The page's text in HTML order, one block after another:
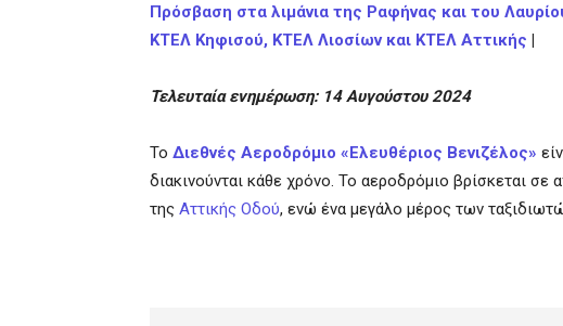
Πρόσβαση στα λιμάνια της Ραφήνας και του
ΚΤΕΛ Κηφισού, ΚΤΕΛ Λιοσίων και ΚΤΕΛ Αττικής |
Τελευταία ενημέρωση: 14 Αυγούστου 2024
Το Διεθνές Αεροδρόμιο «Ελευθέριος Βενιζέλος»
διακινούνται κάθε χρόνο. Το αεροδρόμιο βρίσκεται
της Αττικής Οδού, ενώ ένα μεγάλο μέρος των